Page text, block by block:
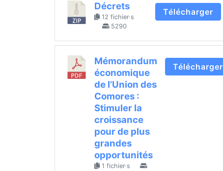
Décrets
12 fichier·s
5290
Télécharger
Mémorandum
économique
de l’Union des
Comores :
Stimuler la
croissance
pour de plus
grandes
opportunités
1 fichier·s
Télécharger